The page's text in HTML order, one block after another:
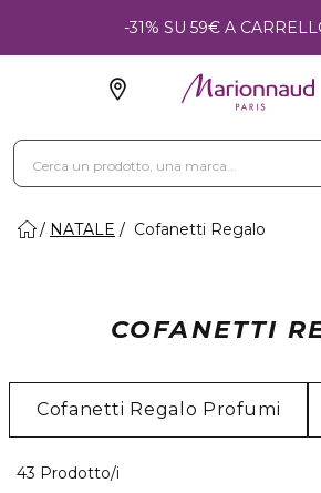
-31% SU 59€ A
NATALE Cofanetti Regalo
COFANETTI
Cofanetti Regalo Profumi
43 Prodotto/i